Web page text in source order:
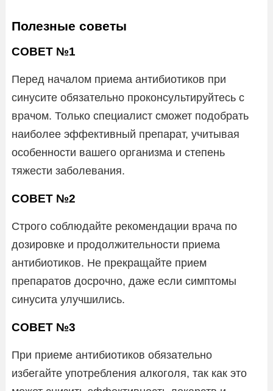
Полезные советы
СОВЕТ №1
Перед началом приема антибиотиков при
синусите обязательно проконсультируйтесь с
врачом. Только специалист сможет подобрать
наиболее эффективный препарат, учитывая
особенности вашего организма и степень
тяжести заболевания.
СОВЕТ №2
Строго соблюдайте рекомендации врача по
дозировке и продолжительности приема
антибиотиков. Не прекращайте прием
препаратов досрочно, даже если симптомы
синусита улучшились.
СОВЕТ №3
При приеме антибиотиков обязательно
избегайте употребления алкоголя, так как это